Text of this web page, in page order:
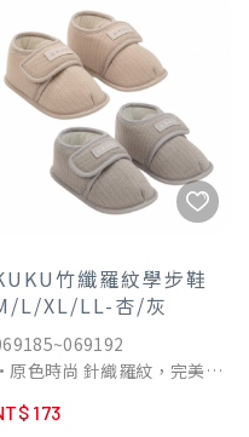
竹纖羅紋學步鞋
L/XL/LL-杏/灰
•原色時尚 針織羅紋，完美呈
寶寶踏出的每一步，都走
173